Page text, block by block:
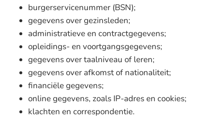
burgerservicenummer (BSN);
gegevens over gezinsleden;
administratieve en contractgegevens;
opleidings- en voortgangsgegevens;
gegevens over taalniveau of leren;
gegevens over afkomst of nationaliteit;
financiële gegevens;
online gegevens, zoals IP-adres en cookies;
klachten en correspondentie.